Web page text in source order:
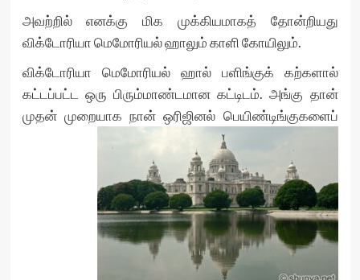
அவற்றில் எனக்கு மிக முக்கியமாகத் தோன்றியது
விக்டோரியா மெமோரியல் ஹாலும் காளி கோயிலும்.
விக்டோரியா மெமோரியல் ஹால் பளிங்குக் கற்களால்
கட்டப்பட்ட ஒரு பிரும்மாண்டமான கட்டிடம். அங்கு தான்
முதன் முறையாக நான் ஒரிஜினல் பெயிண்டிங்குகளைப்